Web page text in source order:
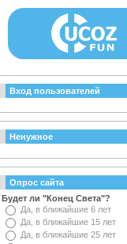
Вход пользователей
Ненужное
Опрос сайта
Будет ли "Конец Света"?
Да, в ближайшие 6 лет
Да, в ближайшие 15 лет
Да, в ближайшие 25 лет